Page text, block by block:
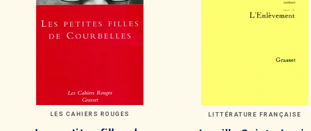
LES CAHIERS ROUGES LITTÉRATURE FRANÇAISE